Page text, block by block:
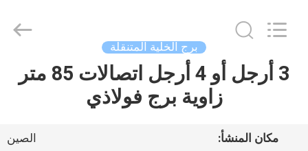
مسكن
Structure
Reserved.
برج الخلية المتنقلة
3 أرجل أو 4 أرجل اتصالات 85 متر
زاوية برج فولاذي
مكان المنشأ:
الصين